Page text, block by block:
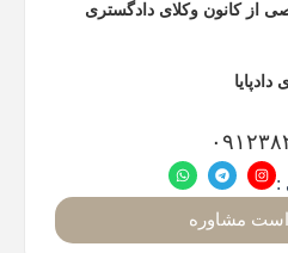
از کانون وکلای دادگستری
:
مشاوره